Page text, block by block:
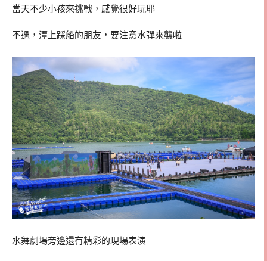
當天不少小孩來挑戰，感覺很好玩耶
不過，潭上踩船的朋友，要注意水彈來襲啦
水舞劇場旁邊還有精彩的現場表演